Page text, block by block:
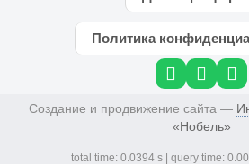
Политика
Создание и продвижение сайта —
«Нобель»
total time: 0.0394 s | query time: